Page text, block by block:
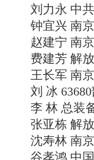
刘力永 中共
钟宜兴 南京
赵建宁 南京
费建芳 解放
王长军 南京
刘 冰 63680
李 林 总装备
张亚栋 解放
沈寿林 南京
谷孝鸿 中国